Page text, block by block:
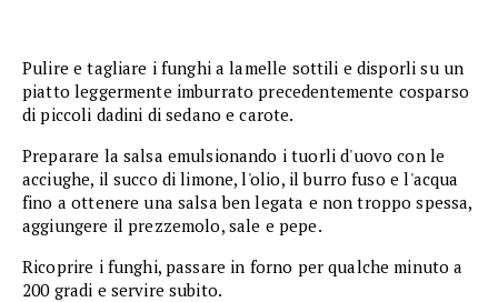
Pulire e tagliare i funghi a lamelle sottili e disporli su un
piatto leggermente imburrato precedentemente cosparso
di piccoli dadini di sedano e carote.
Preparare la salsa emulsionando i tuorli d'uovo con le
acciughe, il succo di limone, l'olio, il burro fuso e l'acqua
fino a ottenere una salsa ben legata e non troppo spessa,
aggiungere il prezzemolo, sale e pepe.
Ricoprire i funghi, passare in forno per qualche minuto a
200 gradi e servire subito.